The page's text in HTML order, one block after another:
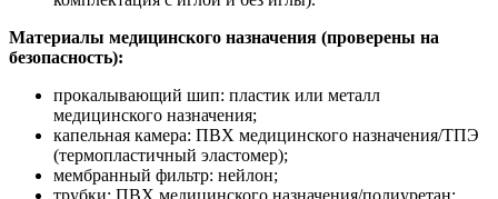
Материалы медицинского назначения (проверены на
безопасность):
прокалывающий шип: пластик или металл
медицинского назначения;
капельная камера: ПВХ медицинского назначения/TПЭ
(термопластичный эластомер);
мембранный фильтр: нейлон;
трубки: ПВХ медицинского назначения/полиуретан;